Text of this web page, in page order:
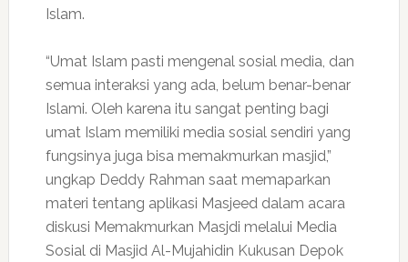
Islam.
“Umat Islam pasti mengenal sosial media, dan
semua interaksi yang ada, belum benar-benar
Islami. Oleh karena itu sangat penting bagi
umat Islam memiliki media sosial sendiri yang
fungsinya juga bisa memakmurkan masjid,”
ungkap Deddy Rahman saat memaparkan
materi tentang aplikasi Masjeed dalam acara
diskusi Memakmurkan Masjdi melalui Media
Sosial di Masjid Al-Mujahidin Kukusan Depok